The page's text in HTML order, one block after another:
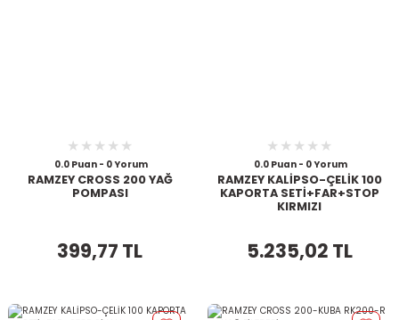
0.0 Puan - 0 Yorum
RAMZEY CROSS 200 YAĞ
POMPASI
399,77 TL
0.0 Puan - 0 Yorum
RAMZEY KALİPSO-ÇELİK 100
KAPORTA SETİ+FAR+STOP
KIRMIZI
5.235,02 TL